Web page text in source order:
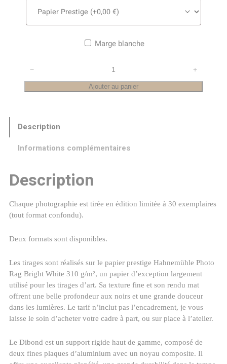
Marge blanche
Cirque
Même
l'automne
− +
Ajouter au panier
Description
Informations complémentaires
Description
Chaque photographie est tirée en édition limitée à 30 exemplaires
(tout format confondu).
Deux formats sont disponibles.
Les tirages sont réalisés sur le papier prestige Hahnemühle Photo
Rag Bright White 310 g/m², un papier d’exception largement
utilisé pour les tirages d’art. Sa texture fine et son rendu mat
offrent une belle profondeur aux noirs et une grande douceur
dans les lumières. Le tarif n’inclut pas l’encadrement, je vous
laisse le soin d’acheter votre cadre à part, ou sur place à l’atelier.
Le Dibond est un support rigide haut de gamme, composé de
deux fines plaques d’aluminium avec un noyau composite. Il